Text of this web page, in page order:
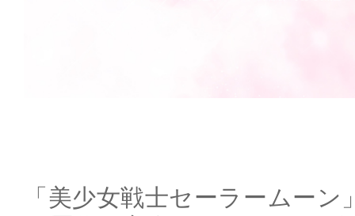
「美少女戦士セーラームー